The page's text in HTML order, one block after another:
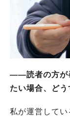
――読者の方が
たい場合、ど
私が運営して